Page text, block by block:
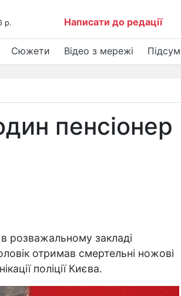
р. Написати до редації
Сюжети Відео з мережі
пенсіонер
розважальному закладі
отримав смертельні ножові
поліції Києва.